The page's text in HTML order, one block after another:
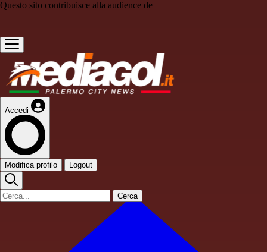
Questo sito contribuisce alla audience de
Accedi
Modifica profilo Logout
Cerca